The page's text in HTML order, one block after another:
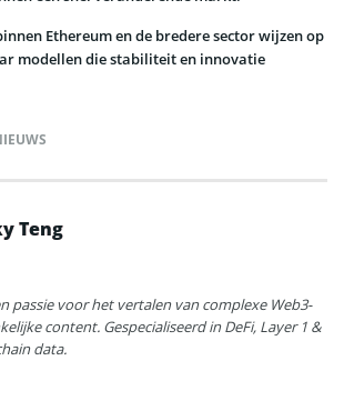
Ethereum en de bredere sector wijzen op
modellen die stabiliteit en innovatie
Teng
passie voor het vertalen van complexe Web3-
content. Gespecialiseerd in DeFi, Layer 1 &
data.